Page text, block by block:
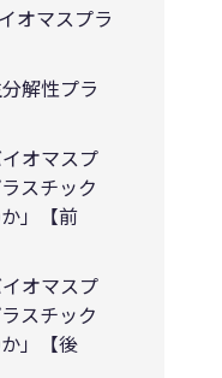
オマスプラ
解性プラ
オマスプ
スチック
」【前
オマスプ
スチック
」【後